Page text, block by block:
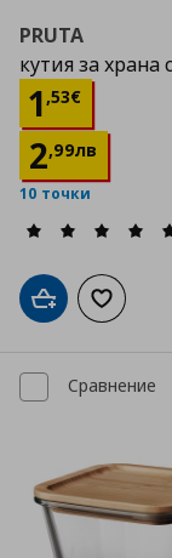
PRUTA
кутия за храна
1,53€
Цена
2,99лв
10 точки
Добави вДобави
Сравнение